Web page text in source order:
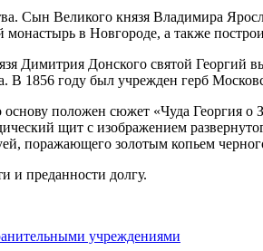
Сын Великого князя Владимира
в Новгороде, а также
Донского святой Георгий
В 1856 году был учрежден герб
положен сюжет «Чуда Георгия о
щит с изображением
поражающего золотым копьем
и преданности долгу.
учреждениями